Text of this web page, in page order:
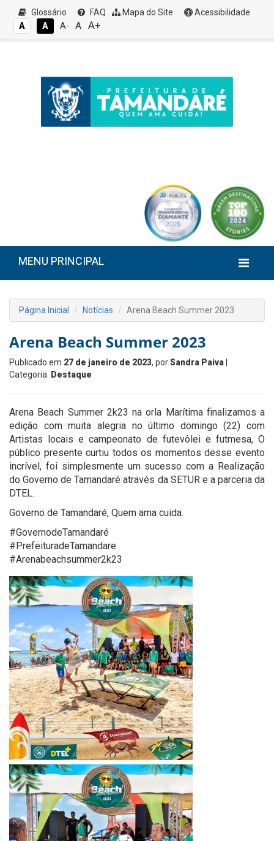
Glossário FAQ Mapa do Site
Acessibilidade
A
A A- A A+
MENU PRINCIPAL
Página Inicial Notícias Arena Beach Summer 2023
Arena Beach Summer 2023
Publicado em 27 de janeiro de 2023, porSandra Paiva
Categoria: Destaque
Arena Beach Summer 2k23 na orla Marítima finalizamos a
edição com muita alegria no último domingo (22) com
Artistas locais e campeonato de futevôlei e futmesa, O
público presente curtiu todos os momentos desse evento
incrível, foi simplesmente um sucesso com a Realização
do Governo de Tamandaré através da SETUR e a parceria da
DTEL.
Governo de Tamandaré, Quem ama cuida.
#GovernodeTamandaré
#PrefeituradeTamandare
#Arenabeachsummer2k23